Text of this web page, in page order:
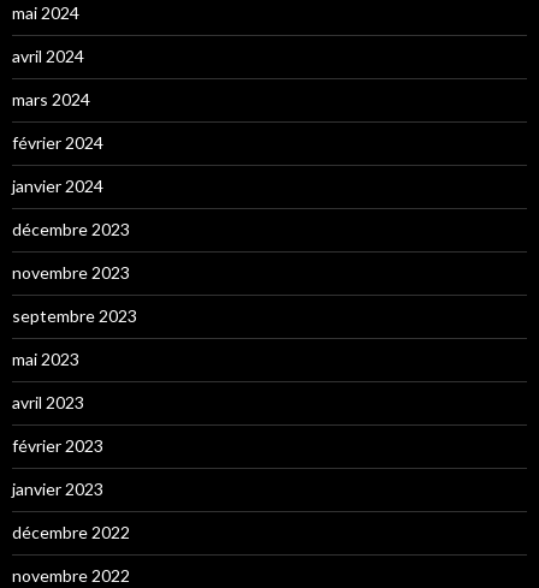
mai 2024
avril 2024
mars 2024
février 2024
janvier 2024
décembre 2023
novembre 2023
septembre 2023
mai 2023
avril 2023
février 2023
janvier 2023
décembre 2022
novembre 2022